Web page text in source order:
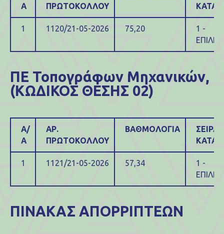
Α
ΠΡΩΤΟΚΟΛΛΟΥ
1 1120/21-05-2026 75,20
1 -
ΠΕ Τοπογράφων Μηχανικών,
(ΚΩΔΙΚΟΣ ΘΕΣΗΣ 02)
Α/
Α
ΑΡ.
ΠΡΩΤΟΚΟΛΛΟΥ
ΒΑΘΜΟΛΟΓΙΑ
ΣΕΙΡΑ
1 1121/21-05-2026 57,34
1 -
ΠΙΝΑΚΑΣ ΑΠΟΡΡΙΠΤΕΩΝ